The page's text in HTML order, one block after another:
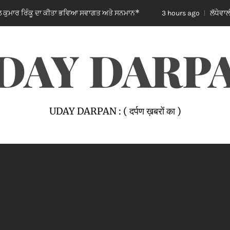
ਭਵਿਆ ਸਵਾਗਤ ਅਤੇ ਸਨਮਾਨ* 3 hours ago ਲੱਧੇਵਾਲੀ ਪਾਰਕ ਦੀ
UDAY DARPAN : ( दर्पण ख़बरों का )